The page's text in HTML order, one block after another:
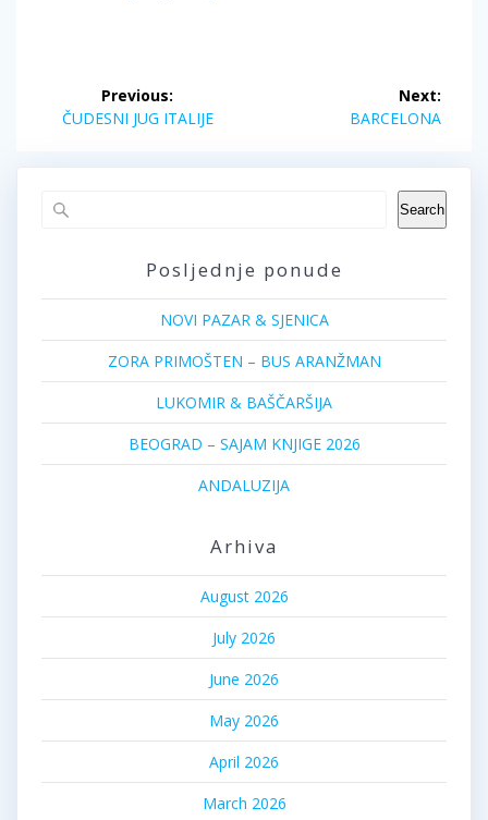
navigation
Previous:
Previous
ČUDESNI JUG ITALIJE
Next:
Next
BARCELONA
Search
Posljednje ponude
NOVI PAZAR & SJENICA
ZORA PRIMOŠTEN – BUS ARANŽMAN
LUKOMIR & BAŠČARŠIJA
BEOGRAD – SAJAM KNJIGE 2026
ANDALUZIJA
Arhiva
August 2026
July 2026
June 2026
May 2026
April 2026
March 2026